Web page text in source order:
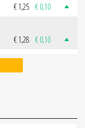
€ 1,25 € 0,10
€ 1,28 € 0,10